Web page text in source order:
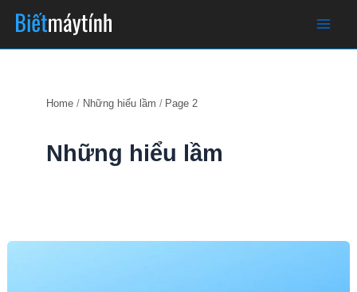
content
Home Những hiểu lầm Page 2
Những hiểu lầm